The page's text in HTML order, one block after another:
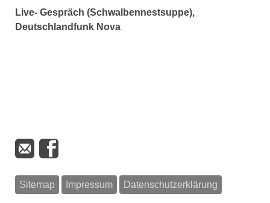
Live- Gespräch (Schwalbennestsuppe),
Deutschlandfunk Nova
Sitemap Impressum Datenschutzerklärung